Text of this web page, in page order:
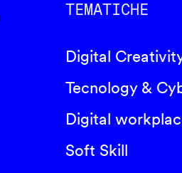
TEMATICHE
Digital
Tecnology &
Digital
Soft Skill